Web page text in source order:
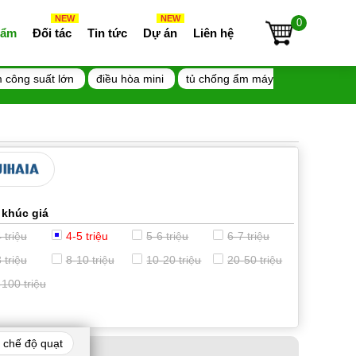
Đối tác
NEW
Tin tức Dự án
NEW
Liên hệ
0
công suất lớn điều hòa mini tủ chống ẩm máy
giá
triệu
4-5 triệu 5-6 triệu
6-7 triệu
triệu
8-10 triệu 10-20 triệu
20-50 triệu
triệu
chế độ quạt